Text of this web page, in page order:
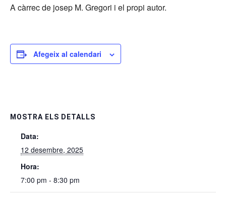
A càrrec de josep M. Gregori i el propi autor.
Afegeix al calendari
MOSTRA ELS DETALLS
Data:
12 desembre, 2025
Hora:
7:00 pm - 8:30 pm